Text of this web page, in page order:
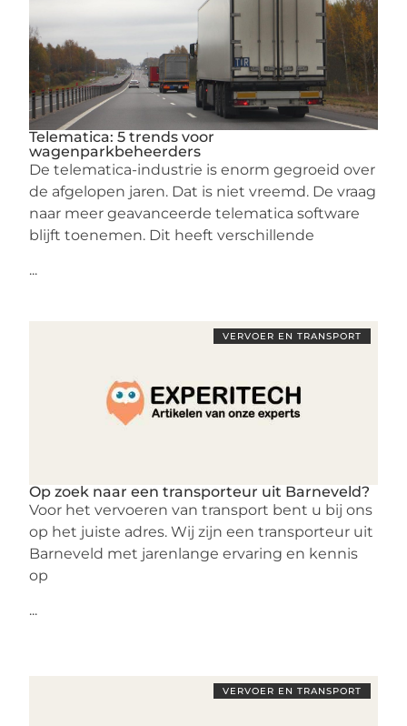
Telematica: 5 trends voor
wagenparkbeheerders
De telematica-industrie is enorm gegroeid over
de afgelopen jaren. Dat is niet vreemd. De vraag
naar meer geavanceerde telematica software
blijft toenemen. Dit heeft verschillende
...
VERVOER EN TRANSPORT
Op zoek naar een transporteur uit Barneveld?
Voor het vervoeren van transport bent u bij ons
op het juiste adres. Wij zijn een transporteur uit
Barneveld met jarenlange ervaring en kennis
op
...
VERVOER EN TRANSPORT